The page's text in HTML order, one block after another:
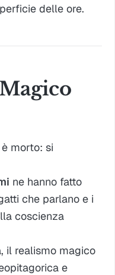
delle ore.
morto: si
ne hanno fatto
che parlano e i
coscienza
il realismo magico
e